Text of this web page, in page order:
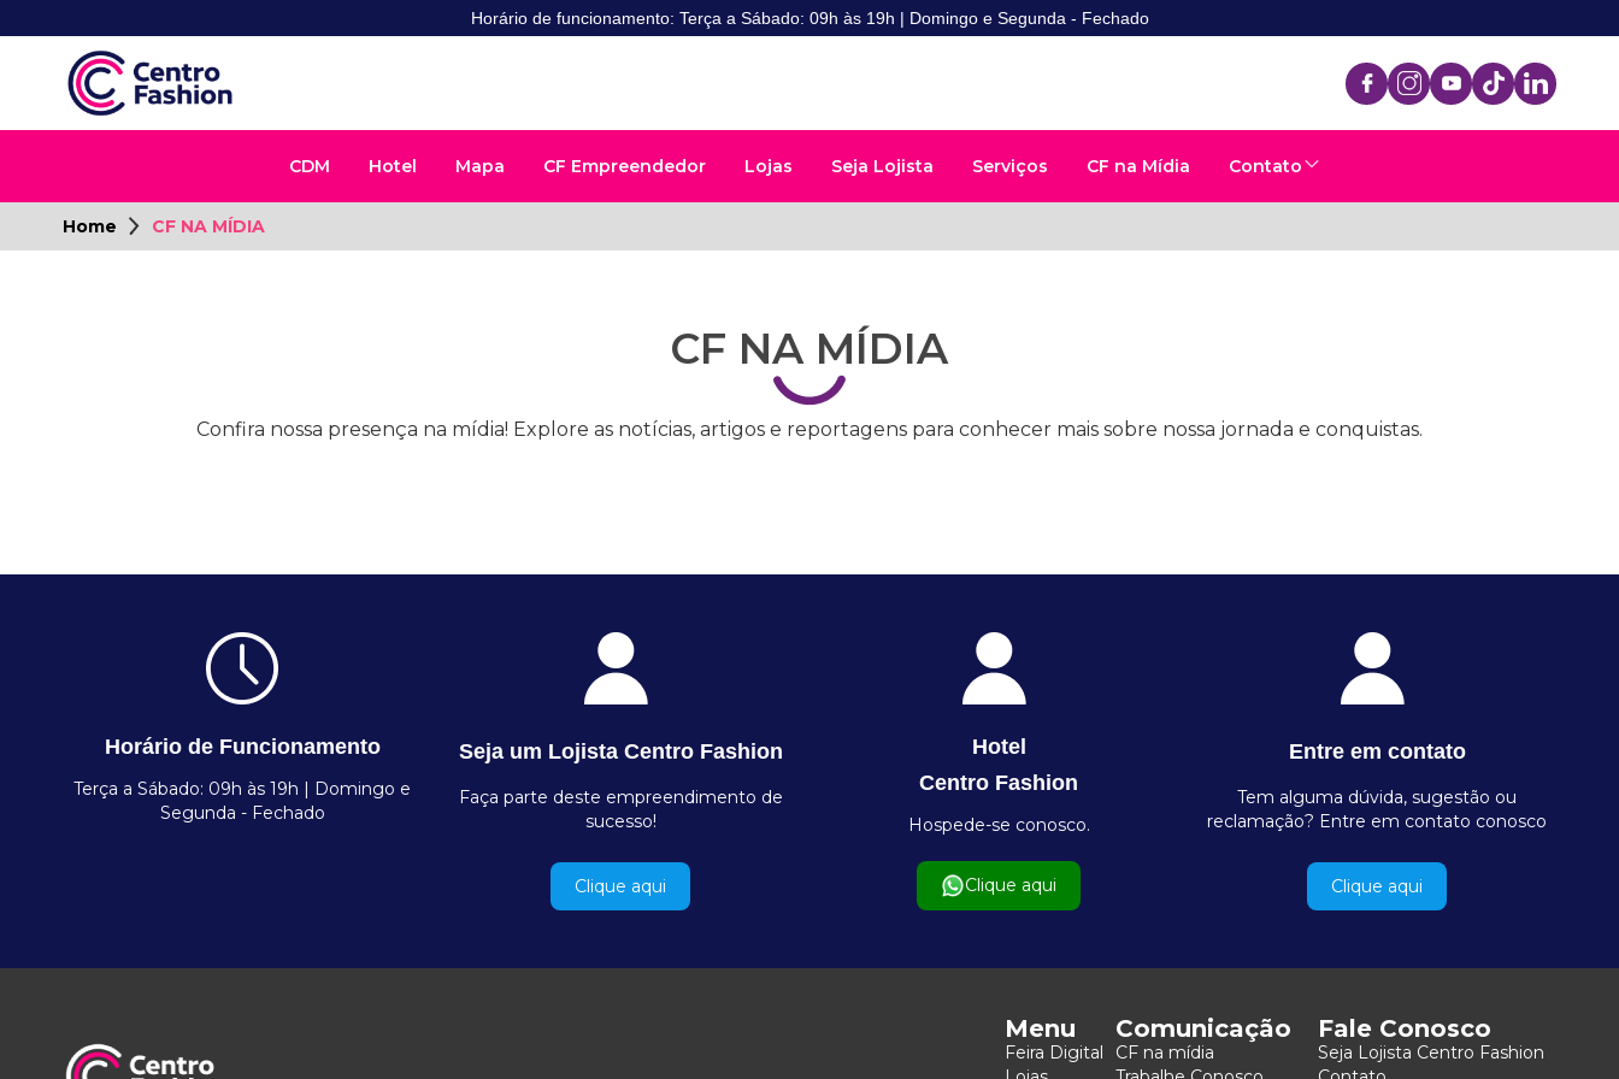
Horário de funcionamento: Terça a Sábado: 09h às 19h | Domingo e Segunda - Fechado
CDM Hotel Mapa CF Empreendedor Lojas Seja Lojista Serviços CF na Mídia Contato
Home CF NA MÍDIA
CF NA MÍDIA
Confira nossa presença na mídia! Explore as notícias, artigos e reportagens para conhecer mais sobre nossa jornada e conquistas.
Horário de Funcionamento
Terça a Sábado: 09h às 19h | Domingo e
Segunda - Fechado
Seja um Lojista Centro Fashion
Faça parte deste empreendimento de
sucesso!
Clique aqui
Hotel
Centro Fashion
Hospede-se conosco.
Clique aqui
Entre em contato
Tem alguma dúvida, sugestão ou
reclamação? Entre em contato conosco
Clique aqui
Menu
Feira Digital
Comunicação
CF na mídia
Fale Conosco
Seja Lojista Centro Fashion